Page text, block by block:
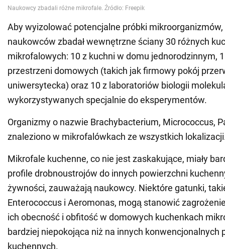
Aby wyizolować potencjalne próbki mikroorganizmów,
naukowców zbadał wewnętrzne ściany 30 różnych
mikrofalowych: 10 z kuchni w domu jednorodzinnym,
przestrzeni domowych (takich jak firmowy pokój
uniwersytecka) oraz 10 z laboratoriów biologii
wykorzystywanych specjalnie do eksperymentów.
Organizmy o nazwie Brachybacterium, Micrococcus,
znaleziono w mikrofalówkach ze wszystkich
Mikrofale kuchenne, co nie jest zaskakujące, miały
profile drobnoustrojów do innych powierzchni
żywności, zauważają naukowcy. Niektóre gatunki,
Enterococcus i Aeromonas, mogą stanowić
ich obecność i obfitość w domowych kuchenkach
bardziej niepokojąca niż na innych konwencjonalnych
kuchennych.